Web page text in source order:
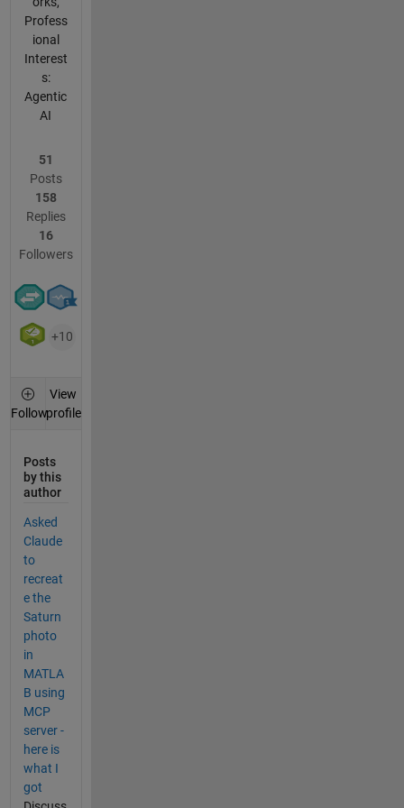
Profess
ional
Interest
s:
Agentic
AI
51
Posts
158
Replies
16
Followers
+10
Follow
View
profile
Posts
by this
author
Asked
Claude
to
recreat
e the
Saturn
photo
in
MATLA
B using
MCP
server -
here is
what I
got